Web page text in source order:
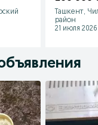
Ташкент,
район
21 июля 2026